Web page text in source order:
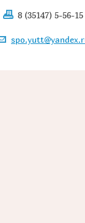
8 (35147) 5-56-15